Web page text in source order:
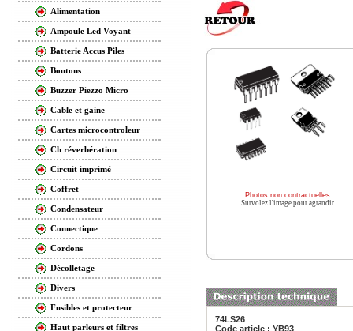
Alimentation
Ampoule Led Voyant
Batterie Accus Piles
Boutons
Buzzer Piezzo Micro
Cable et gaine
Cartes microcontroleur
Ch réverbération
Circuit imprimé
Coffret
Condensateur
Connectique
Cordons
Décolletage
Divers
Fusibles et protecteur
Haut parleurs et filtres
Photos non contractuelles
Survolez l'image pour agrandir
74LS26
Code article : YB93